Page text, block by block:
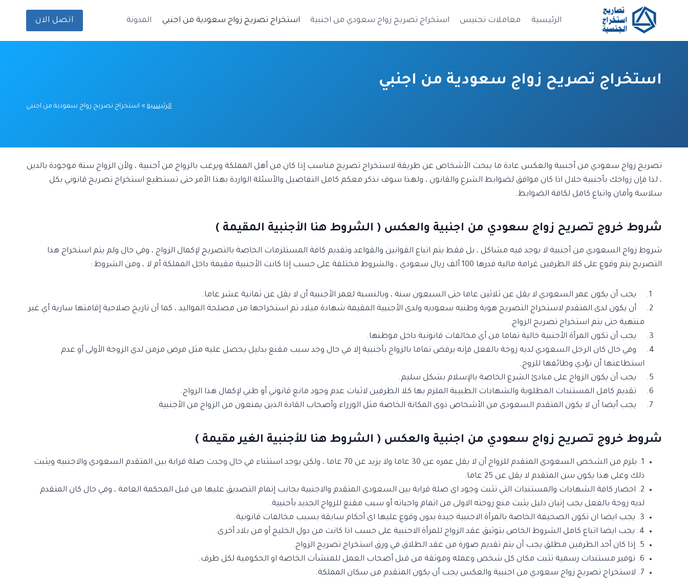
الرئيسية معاملات تجنيس استخراج تصريح زواج سعودي من اجنبية استخراج تصريح زواج سعودية من اجنبي المدونة اتصل الان
استخراج تصريح زواج سعودية من اجنبي
الرئيسية » استخراج تصريح زواج سعودية من اجنبي
تصريح زواج سعودي من أجنبية والعكس عادة ما يبحث الأشخاص عن طريقة لاستخراج تصريح مناسب إذا كان من أهل المملكة ويرغب بالزواج من أجنبية ، ولأن الزواج سنة موجودة بالدين
، لذا فإن زواجك بأجنبية حلال اذا كان موافق لضوابط الشرع والقانون ، ولهذا سوف نذكر معكم كامل التفاصيل والأسئلة الواردة بهذا الأمر حتى تستطيع استخراج تصريح قانوني بكل
سلاسة وأمان واتباع كامل لكافة الضوابط.
شروط خروج تصريح زواج سعودي من اجنبية والعكس ( الشروط هنا الأجنبية المقيمة )
شروط زواج السعودي من أجنبية لا يوجد فيه مشاكل ، بل فقط يتم اتباع القوانين والقواعد وتقديم كافة المستلزمات الخاصة بالتصريح لإكمال الزواج ، وفي حال ولم يتم استخراج هذا
التصريح يتم وقوع على كلا الطرفين غرامة مالية قدرها 100 ألف ريال سعودي ، والشروط مختلفة على حسب إذا كانت الأجنبية مقيمة داخل المملكة أم لا ، ومن الشروط :
يجب أن يكون عمر السعودي لا يقل عن ثلاثين عاما حتى السبعون سنة ، وبالنسبة لعمر الأجنبية أن لا يقل عن ثمانية عشر عاما.
أن يكون لدى المتقدم لاستخراج التصريح هوية وطنيه سعوديه ولدى الأجنبية المقيمة شهادة ميلاد تم استخراجها من مصلحة المواليد ، كما أن تاريخ صلاحية إقامتها سارية أي غير
منتهية حتى يتم استخراج تصريح الزواج.
يجب أن تكون المرأة الأجنبية خالية تماما من أي مخالفات قانونية داخل موطنها.
وفي حال كان الرجل السعودي لديه زوجة بالفعل فإنه يرفض تماما بالزواج بأجنبية إلا في حال وجد سبب مقنع بدليل يحصل عليه مثل مرض مزمن لدى الزوجة الأولى أو عدم
استطاعتها أن تؤدي وظائفها للزوج.
يجب أن يكون الزواج على مبادئ الشرع الخاصة بالإسلام بشكل سليم.
تقديم كامل المستندات المطلوبة والشهادات الطبيبة الملزم بها كلا الطرفين لاثبات عدم وجود مانع قانوني أو طبي لإكمال هذا الزواج.
يجب أيضا أن لا يكون المتقدم السعودى من الأشخاص ذوى المكانة الخاصة مثل الوزراء وأصحاب القادة الذين يمنعون من الزواج من الأجنبية.
شروط خروج تصريح زواج سعودي من اجنبية والعكس ( الشروط هنا للأجنبية الغير مقيمة )
1. يلزم من الشخص السعودى المتقدم للزواج أن لا يقل عمره عن 30 عاما ولا يزيد عن 70 عاما ، ولكن يوجد استثناء في حال وجدت صلة قرابة بين المتقدم السعودى والاجنبيه ويثبت
ذلك وعلى هذا يكون سن المتقدم لا يقل عن 25 عاما.
2. احضار كافة الشهادات والمستندات التي تثبت وجود اى صلة قرابة بين السعودى المتقدم والاجنبية بجانب إتمام التصديق عليها من قبل المحكمة العامة ، وفي حال كان المتقدم
لديه زوجة بالفعل يجب إتيان دليل يثبت منع زوجته الاولى من اتمام واجباته أو سبب مقنع للزواج الجديد بأجنبية.
3. يجب ايضا ان تكون الصحيفة الخاصة بالمرأة الاجنبية جيدة بدون وقوع عليها اى أحكام سابقة بسبب مخالفات قانونية.
4. يجب ايضا اتباع كامل الشروط الخاص بتوثيق عقد الزواج للمرأة الاجنبية على حسب اذا كانت من دول الخليج أو من بلاد أخرى.
5. إذا كان أحد الطرفين مطلق يجب أن يتم تقديم صورة من عقد الطلاق في ورق استخراج تصريح الزواج.
6. توفير مستندات رسمية تثبت مكان كل شخص وعمله وموثقة من قبل أصحاب العمل للمنشآت الخاصة او الحكومية لكل طرف.
7. لاستخراج تصريح زواج سعودي من اجنبية والعكس يجب أن يكون المتقدم من سكان المملكة.